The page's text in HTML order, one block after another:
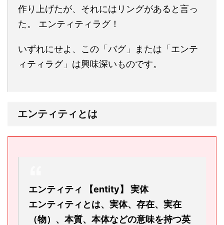
作り上げたが、それにはリングがあると言っ
た。 エンティティラグ！
いずれにせよ、この「バグ」または「エンテ
ィティラグ」は興味深いものです。
エンティティとは
エンティティ 【entity】 実体
エンティティとは、実体、存在、実在
（物）、本質、本体などの意味を持つ英